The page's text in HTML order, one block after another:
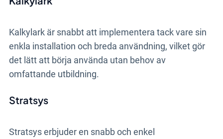
Kalkylark är snabbt att implementera tack vare sin
enkla installation och breda användning, vilket gör
det lätt att börja använda utan behov av
omfattande utbildning.
Stratsys
Stratsys erbjuder en snabb och enkel